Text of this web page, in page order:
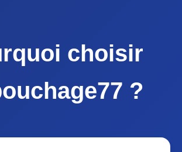
choisir
?